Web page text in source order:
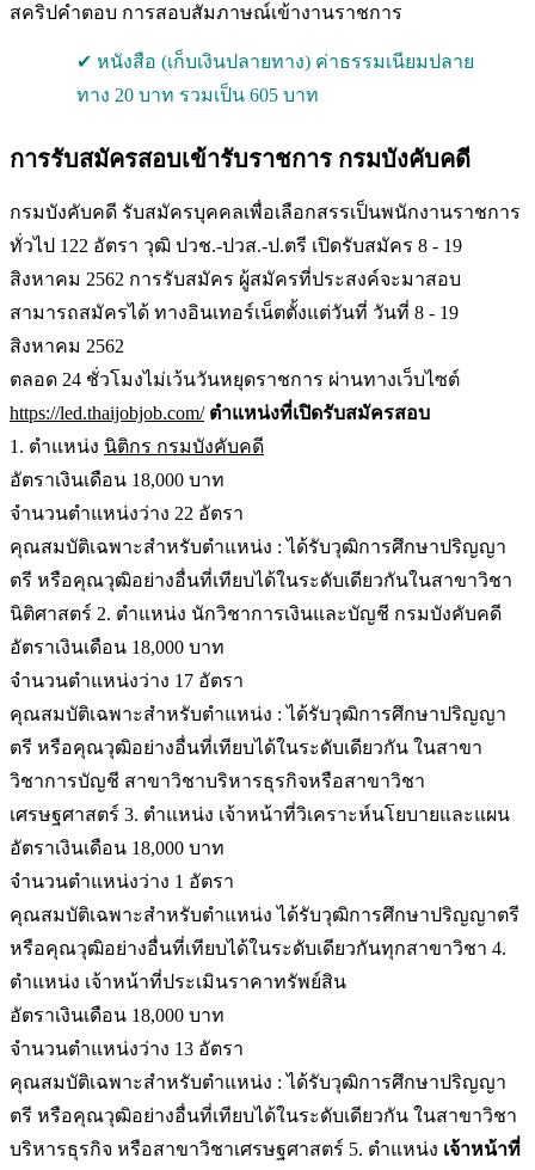
สคริปคำตอบ การสอบสัมภาษณ์เข้างานราชการ
✔ หนังสือ (เก็บเงินปลายทาง) ค่าธรรมเนียมปลาย
ทาง 20 บาท รวมเป็น 605 บาท
การรับสมัครสอบเข้ารับราชการ กรมบังคับคดี
กรมบังคับคดี รับสมัครบุคคลเพื่อเลือกสรรเป็นพนักงานราชการ
ทั่วไป 122 อัตรา วุฒิ ปวช.-ปวส.-ป.ตรี เปิดรับสมัคร 8 - 19
สิงหาคม 2562 การรับสมัคร ผู้สมัครที่ประสงค์จะมาสอบ
สามารถสมัครได้ ทางอินเทอร์เน็ตตั้งแต่วันที่ วันที่ 8 - 19
สิงหาคม 2562
ตลอด 24 ชั่วโมงไม่เว้นวันหยุดราชการ ผ่านทางเว็บไซต์
https://led.thaijobjob.com/ ตำแหน่งที่เปิดรับสมัครสอบ
1. ตำแหน่ง นิติกร กรมบังคับคดี
อัตราเงินเดือน 18,000 บาท
จำนวนตำแหน่งว่าง 22 อัตรา
คุณสมบัติเฉพาะสำหรับตำแหน่ง : ได้รับวุฒิการศึกษาปริญญา
ตรี หรือคุณวุฒิอย่างอื่นที่เทียบได้ในระดับเดียวกันในสาขาวิชา
นิติศาสตร์ 2. ตำแหน่ง นักวิชาการเงินและบัญชี กรมบังคับคดี
อัตราเงินเดือน 18,000 บาท
จำนวนตำแหน่งว่าง 17 อัตรา
คุณสมบัติเฉพาะสำหรับตำแหน่ง : ได้รับวุฒิการศึกษาปริญญา
ตรี หรือคุณวุฒิอย่างอื่นที่เทียบได้ในระดับเดียวกัน ในสาขา
วิชาการบัญชี สาขาวิชาบริหารธุรกิจหรือสาขาวิชา
เศรษฐศาสตร์ 3. ตำแหน่ง เจ้าหน้าที่วิเคราะห์นโยบายและแผน
อัตราเงินเดือน 18,000 บาท
จำนวนตำแหน่งว่าง 1 อัตรา
คุณสมบัติเฉพาะสำหรับตำแหน่ง ได้รับวุฒิการศึกษาปริญญาตรี
หรือคุณวุฒิอย่างอื่นที่เทียบได้ในระดับเดียวกันทุกสาขาวิชา 4.
ตำแหน่ง เจ้าหน้าที่ประเมินราคาทรัพย์สิน
อัตราเงินเดือน 18,000 บาท
จำนวนตำแหน่งว่าง 13 อัตรา
คุณสมบัติเฉพาะสำหรับตำแหน่ง : ได้รับวุฒิการศึกษาปริญญา
ตรี หรือคุณวุฒิอย่างอื่นที่เทียบได้ในระดับเดียวกัน ในสาขาวิชา
บริหารธุรกิจ หรือสาขาวิชาเศรษฐศาสตร์ 5. ตำแหน่ง เจ้าหน้าที่